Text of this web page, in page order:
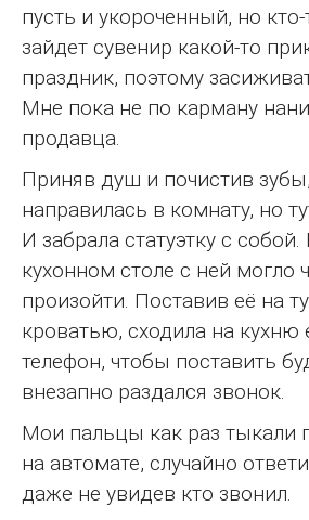
пусть и укороченный, но
зайдет сувенир какой-то
праздник, поэтому
Мне пока не по карману
продавца.
Приняв душ и почистив
направилась в комнату, но
И забрала статуэтку с собой.
кухонном столе с ней могло
произойти. Поставив её на
кроватью, сходила на кухню
телефон, чтобы поставить
внезапно раздался звонок.
Мои пальцы как раз тыкали
на автомате, случайно
даже не увидев кто звонил.